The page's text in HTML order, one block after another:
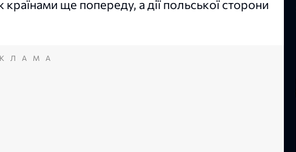
ще попереду, а дії польської сторони